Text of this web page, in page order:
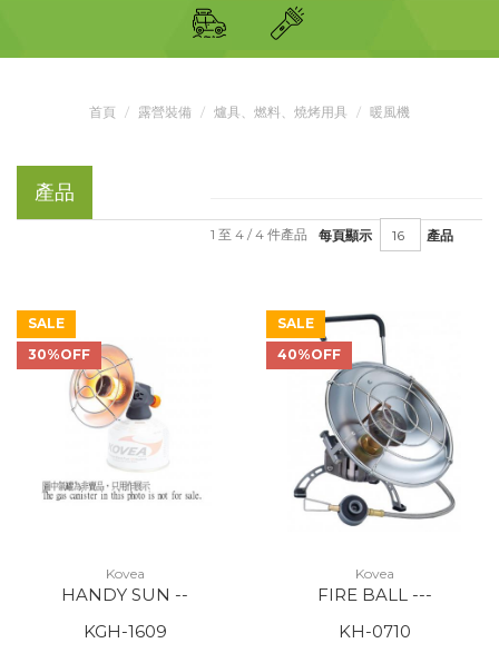
首頁 露營裝備 爐具、燃料、燒烤用具 暖風機
產品
每頁顯示 產品
1 至 4 / 4 件產品
SALE
30%OFF
Kovea
HANDY SUN --
KGH-1609
SALE
40%OFF
Kovea
FIRE BALL ---
KH-0710